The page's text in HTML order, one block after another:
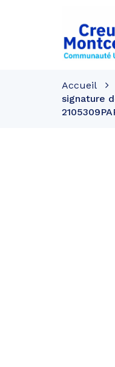
Creusot
Accueil
signature